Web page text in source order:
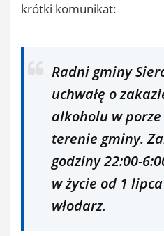
krótki komunikat:
Radni gminy
uchwałę o
alkoholu w
terenie gminy.
godziny 22:00-
w życie od 1
włodarz.